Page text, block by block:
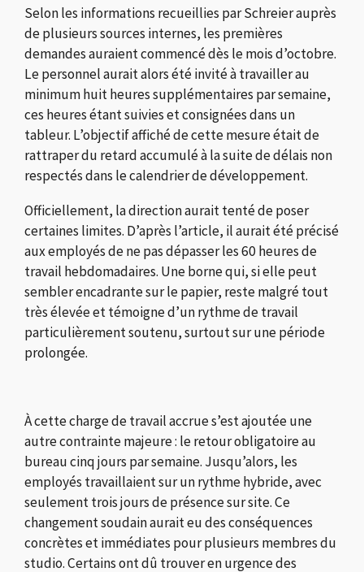
Selon les informations recueillies par Schreier auprès
de plusieurs sources internes, les premières
demandes auraient commencé dès le mois d’octobre.
Le personnel aurait alors été invité à travailler au
minimum huit heures supplémentaires par semaine,
ces heures étant suivies et consignées dans un
tableur. L’objectif affiché de cette mesure était de
rattraper du retard accumulé à la suite de délais non
respectés dans le calendrier de développement.
Officiellement, la direction aurait tenté de poser
certaines limites. D’après l’article, il aurait été précisé
aux employés de ne pas dépasser les 60 heures de
travail hebdomadaires. Une borne qui, si elle peut
sembler encadrante sur le papier, reste malgré tout
très élevée et témoigne d’un rythme de travail
particulièrement soutenu, surtout sur une période
prolongée.
À cette charge de travail accrue s’est ajoutée une
autre contrainte majeure : le retour obligatoire au
bureau cinq jours par semaine. Jusqu’alors, les
employés travaillaient sur un rythme hybride, avec
seulement trois jours de présence sur site. Ce
changement soudain aurait eu des conséquences
concrètes et immédiates pour plusieurs membres du
studio. Certains ont dû trouver en urgence des